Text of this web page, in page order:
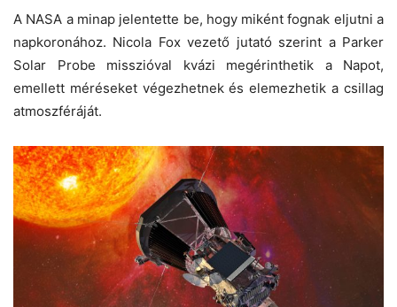
A NASA a minap jelentette be, hogy miként fognak eljutni a
napkoronához. Nicola Fox vezető jutató szerint a Parker
Solar Probe misszióval kvázi megérinthetik a Napot,
emellett méréseket végezhetnek és elemezhetik a csillag
atmoszféráját.